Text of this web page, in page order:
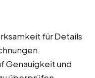
für Details
Genauigkeit und